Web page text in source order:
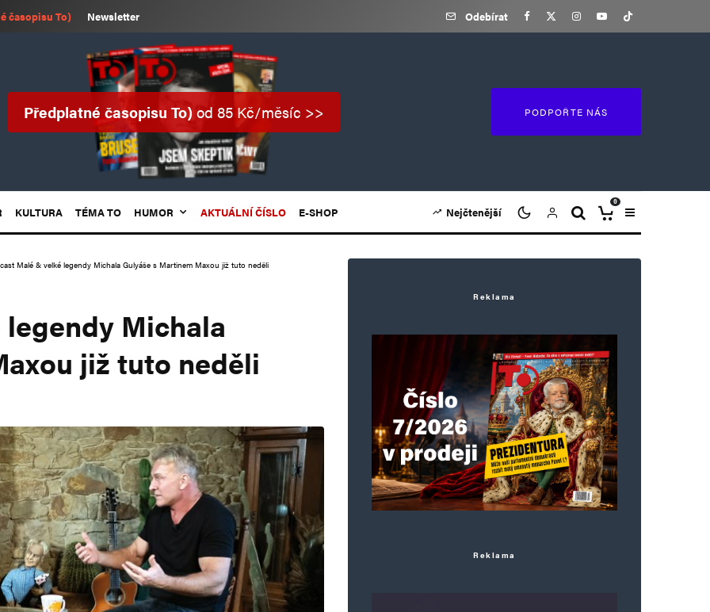
časopisu To) Newsletter Odebírat
Předplatné časopisu To)od 85 Kč/měsíc >> PODPOŘTE NÁS
KULTURA TÉMA TO HUMOR AKTUÁLNÍ ČÍSLO E-SHOP Nejčtenější
0
Malé & velké legendy Michala Gulyáše s Martinem Maxou již tuto neděli
Michala
již tuto neděli
Reklama
Reklama